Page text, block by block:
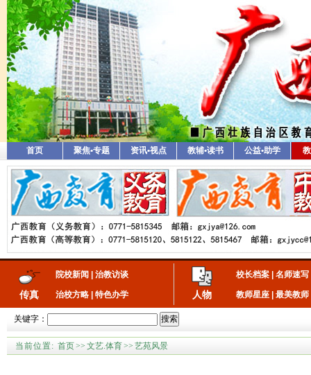
首页 聚焦•专题 资讯•视点 教辅•读书 公益•助学
传真
院校新闻 治教访谈
治校方略 特色办学 人物
校长档案 名师速写
教师星座 最美教师
关键字： 搜索
当前位置: 首页>> 文艺.体育>> 艺苑风景